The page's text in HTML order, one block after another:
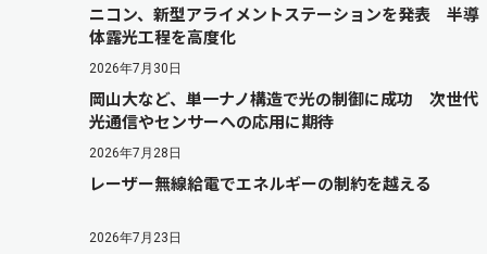
ニコン、新型アライメントステーションを発表 半導
体露光工程を高度化
2026年7月30日
岡山大など、単一ナノ構造で光の制御に成功 次世代
光通信やセンサーへの応用に期待
2026年7月28日
レーザー無線給電でエネルギーの制約を越える
2026年7月23日